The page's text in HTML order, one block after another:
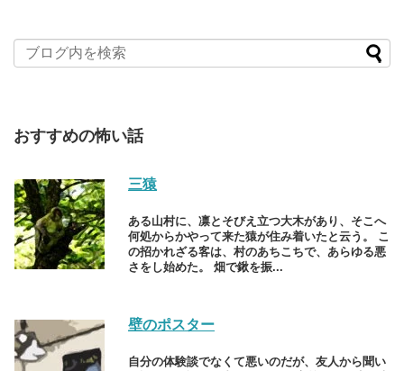
おすすめの怖い話
三猿
ある山村に、凛とそびえ立つ大木があり、そこへ
何処からかやって来た猿が住み着いたと云う。 こ
の招かれざる客は、村のあちこちで、あらゆる悪
さをし始めた。 畑で鍬を振...
壁のポスター
自分の体験談でなくて悪いのだが、友人から聞い